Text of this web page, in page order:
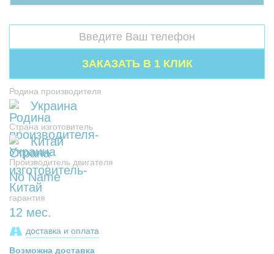
Родина производителя
Украина
Страна изготовитель
Китай
Производитель двигателя
No Name
гарантия
12 мес.
доставка и оплата
Возможна доставка